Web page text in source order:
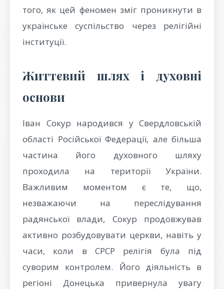
того, як цей феномен зміг проникнути в
українське суспільство через релігійні
інституції.
Життєвий шлях і духовні
основи
Іван Сокур народився у Свердловській
області Російської Федерації, але більша
частина його духовного шляху
проходила на території України.
Важливим моментом є те, що,
незважаючи на переслідування
радянської влади, Сокур продовжував
активно розбудовувати церкви, навіть у
часи, коли в СРСР релігія була під
суворим контролем. Його діяльність в
регіоні Донецька привернула увагу